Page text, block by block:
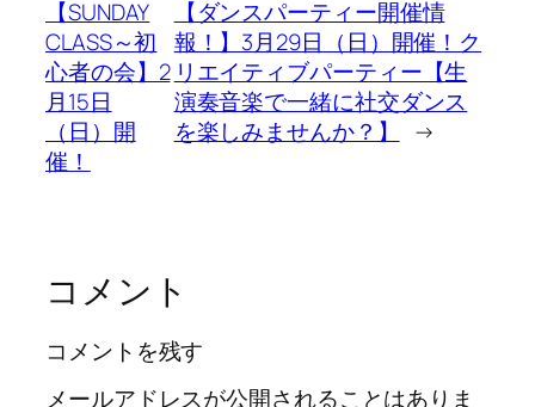
【SUNDAY
CLASS～初
心者の会】2
月15日
（日）開
催！
【ダンスパーティー開催情
報！】3月29日（日）開催！ク
リエイティブパーティー【生
演奏音楽で一緒に社交ダンス
を楽しみませんか？】
→
コメント
コメントを残す
メールアドレスが公開されることはありま